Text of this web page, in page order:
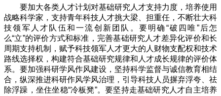
要加大各类人才计划对基础研究人才支持力度，培养使用
战略科学家，支持青年科技人才挑大梁、担重任，不断壮大科
技领军人才队伍和一流创新团队。要明确“破四唯”后怎
么“立”的评价方式和标准，完善基础研究人才差异化评价和长
周期支持机制，赋予科技领军人才更大的人财物支配权和技术
路线选择权，构建符合基础研究规律和人才成长规律的评价体
系。要加强科研学风作风建设，坚持科学监督与诚信教育相结
合，纵深推进科研作风学风治理，引导科技人员摒弃浮夸、祛
除浮躁，坐住坐稳“冷板凳”。要坚持走基础研究人才自主培养